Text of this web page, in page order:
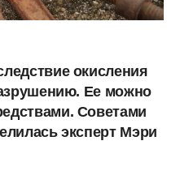
окисления
Ее можно
Советами
эксперт Мэри